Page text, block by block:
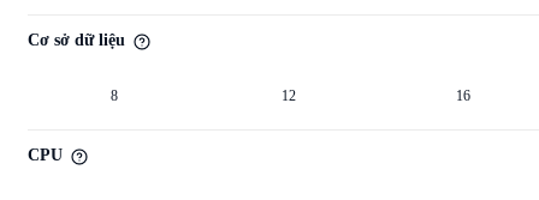
Cơ sở dữ liệu
8 12 16
CPU